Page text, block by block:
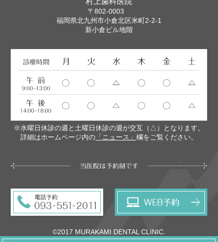
〒802-0003
福岡県北九州市小倉北区米町2-2-1
新小倉ビル地階
※水曜日休診の週と土曜日休診の週が交互（△）となります。
詳細はホームページ内の 「ニュース」 欄をご覧ください。
©2017 MURAKAMI DENTAL CLINIC.